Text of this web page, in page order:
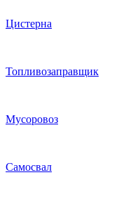
Цистерна
Топливозаправщик
Мусоровоз
Самосвал